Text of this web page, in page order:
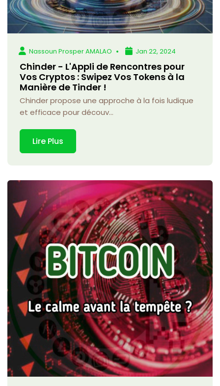
Nassoun Prosper AMALAO Jan 22, 2024
Chinder - L'Appli de Rencontres pour
Vos Cryptos : Swipez Vos Tokens à la
Manière de Tinder !
Chinder propose une approche à la fois ludique
et efficace pour découv...
Lire Plus